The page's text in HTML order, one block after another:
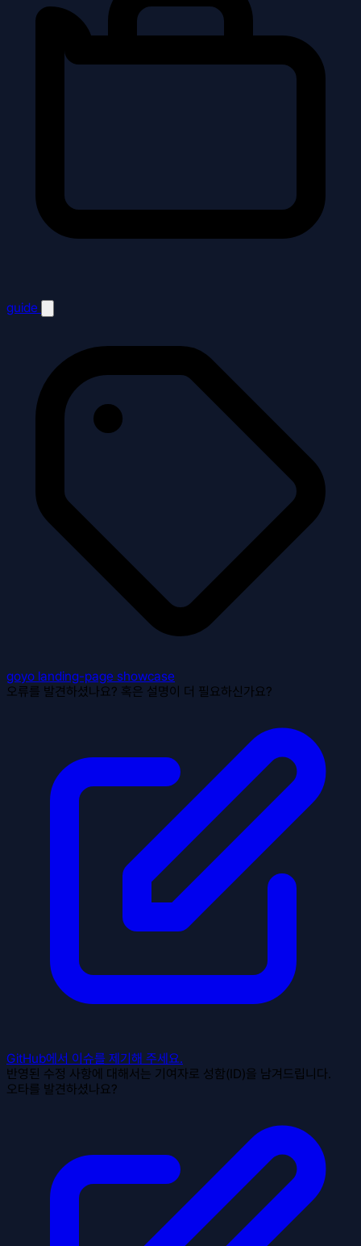
guide
goyo landing-page showcase
오류를 발견하셨나요? 혹은 설명이 더 필요하신가요?
GitHub에서 이슈를 제기해 주세요.
반영된 수정 사항에 대해서는 기여자로 성함(ID)을 남겨드립니다.
오타를 발견하셨나요?